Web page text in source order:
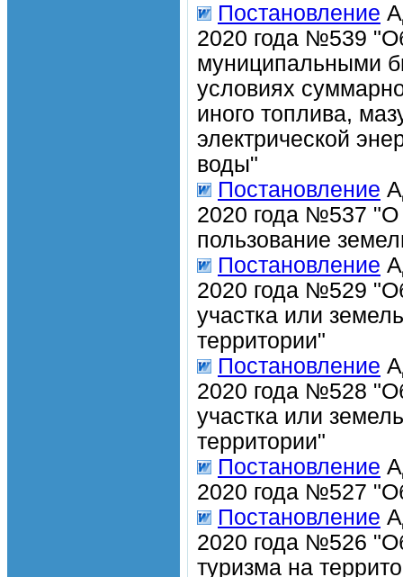
Постановление
2020 года №539
муниципальными
условиях
иного топлива,
электрической
воды"
Постановление
2020 года №537 "О
пользование
Постановление
2020 года №529
участка или
территории"
Постановление
2020 года №528
участка или
территории"
Постановление
2020 года №527
Постановление
2020 года №526
туризма на